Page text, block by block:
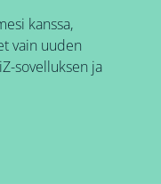
kanssa,
vain uuden
sovelluksen ja